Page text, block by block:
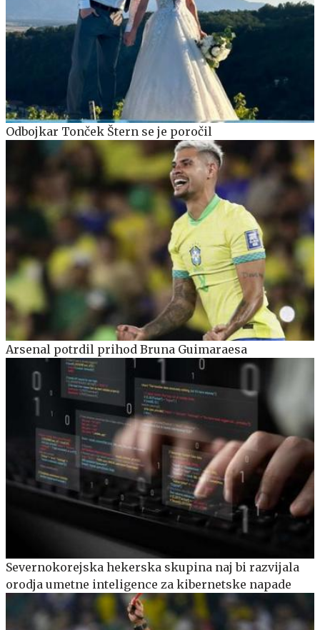
Odbojkar Tonček Štern se je poročil
Arsenal potrdil prihod Bruna Guimaraesa
Severnokorejska hekerska skupina naj bi razvijala
orodja umetne inteligence za kibernetske napade